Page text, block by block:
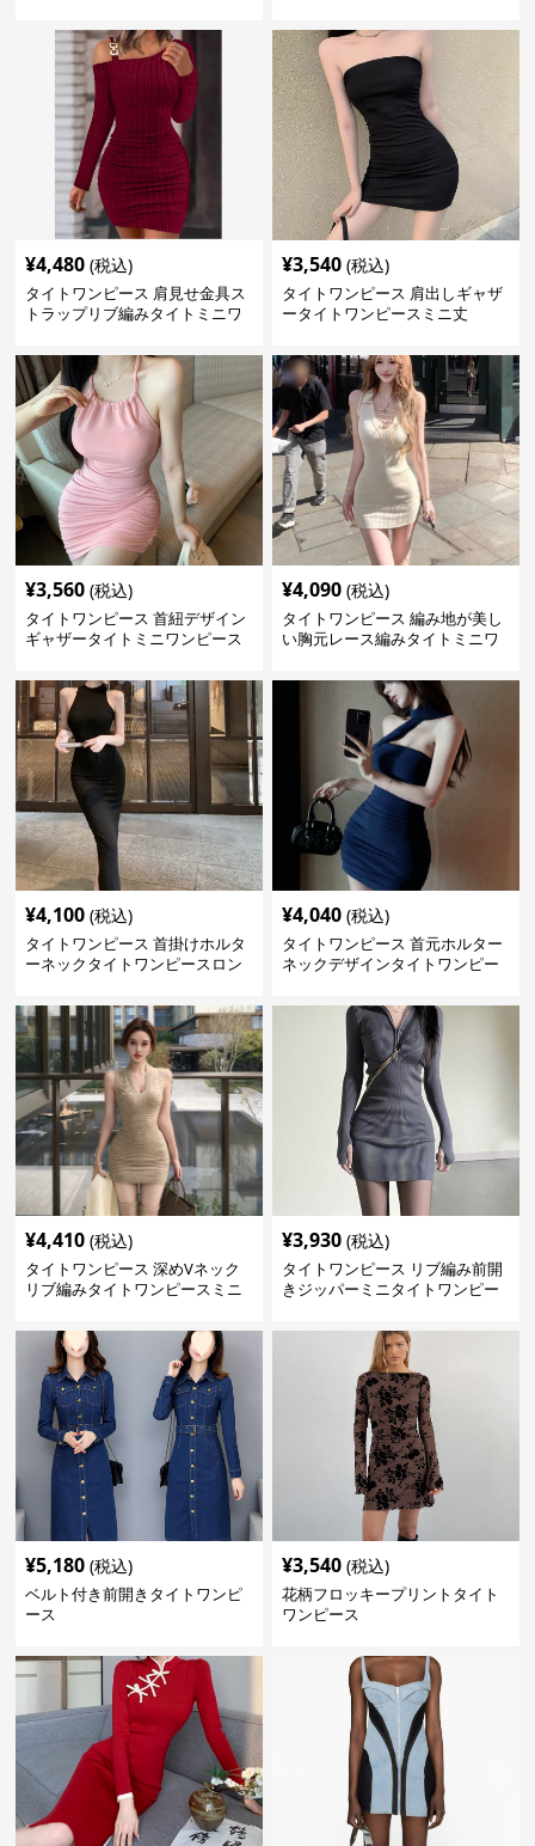
¥4,480 (税込)
タイトワンピース 肩見せ金具ス
トラップリブ編みタイトミニワ
¥3,540 (税込)
タイトワンピース 肩出しギャザ
ータイトワンピースミニ丈
¥3,560 (税込)
タイトワンピース 首紐デザイン
ギャザータイトミニワンピース
¥4,090 (税込)
タイトワンピース 編み地が美し
い胸元レース編みタイトミニワ
¥4,100 (税込)
タイトワンピース 首掛けホルタ
ーネックタイトワンピースロン
¥4,040 (税込)
タイトワンピース 首元ホルター
ネックデザインタイトワンピー
¥4,410 (税込)
タイトワンピース 深めVネック
リブ編みタイトワンピースミニ
¥3,930 (税込)
タイトワンピース リブ編み前開
きジッパーミニタイトワンピー
¥5,180 (税込)
ベルト付き前開きタイトワンピ
ース
¥3,540 (税込)
花柄フロッキープリントタイト
ワンピース